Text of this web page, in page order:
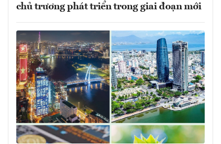
chủ trương phát triển trong giai đoạn mới